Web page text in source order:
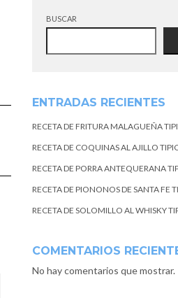
BUSCAR
ENTRADAS RECIENTES
RECETA DE FRITURA MALAGUEÑA
RECETA DE COQUINAS AL AJILLO
RECETA DE PORRA ANTEQUERANA
RECETA DE PIONONOS DE SANTA FE
RECETA DE SOLOMILLO AL WHISKY
COMENTARIOS
No hay comentarios que mostrar.